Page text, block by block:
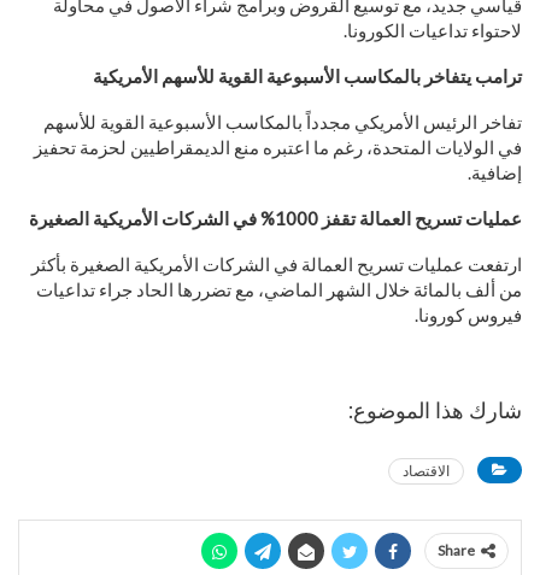
قياسي جديد، مع توسيع القروض وبرامج شراء الأصول في محاولة
لاحتواء تداعيات الكورونا.
ترامب يتفاخر بالمكاسب الأسبوعية القوية للأسهم الأمريكية
تفاخر الرئيس الأمريكي مجدداً بالمكاسب الأسبوعية القوية للأسهم
في الولايات المتحدة، رغم ما اعتبره منع الديمقراطيين لحزمة تحفيز
إضافية.
عمليات تسريح العمالة تقفز 1000% في الشركات الأمريكية الصغيرة
ارتفعت عمليات تسريح العمالة في الشركات الأمريكية الصغيرة بأكثر
من ألف بالمائة خلال الشهر الماضي، مع تضررها الحاد جراء تداعيات
فيروس كورونا.
شارك هذا الموضوع:
الاقتصاد
Share